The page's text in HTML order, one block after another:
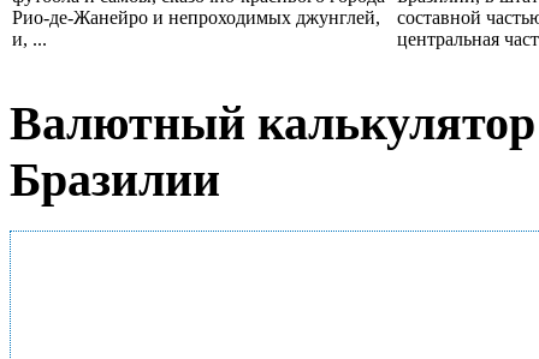
Рио-де-Жанейро и непроходимых джунглей,
и, ...
составной
центральная
Валютный
Бразилии